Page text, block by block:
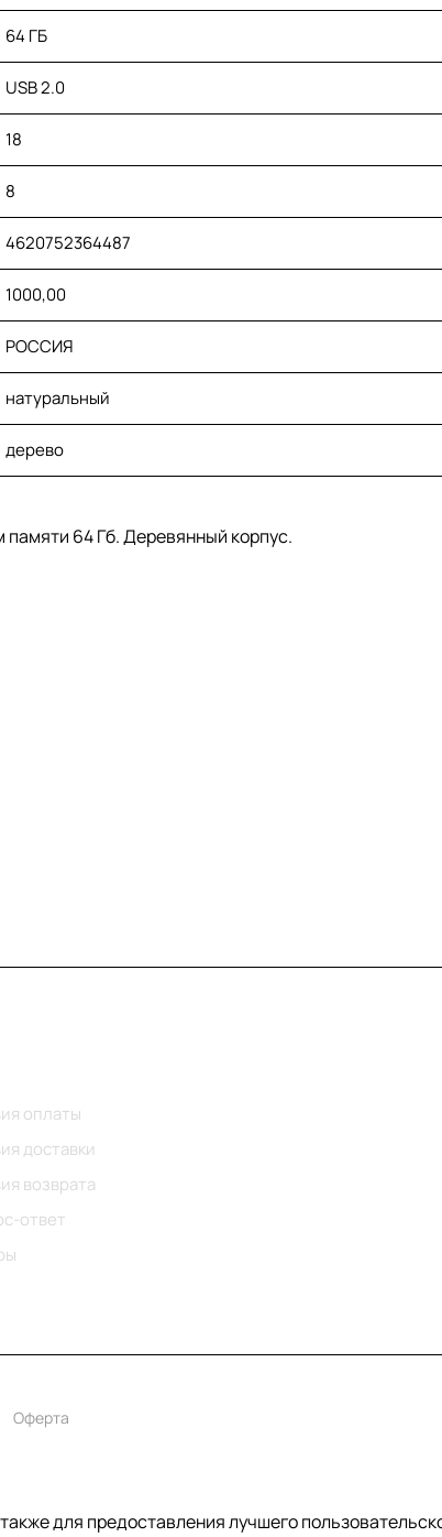
64 ГБ
USB 2.0
18
8
4620752364487
1000,00
РОССИЯ
натуральный
дерево
64 Гб. Деревянный корпус.
оплаты
доставки
возврата
ответ
Оферта
для предоставления лучшего